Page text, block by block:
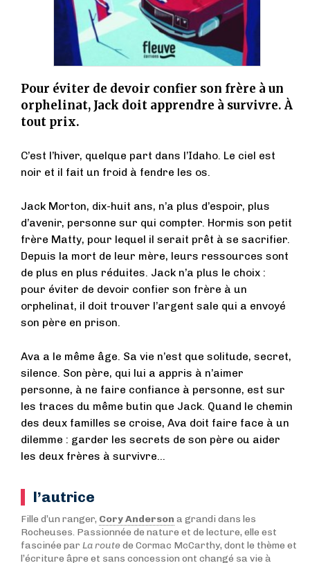
Pour éviter de devoir confier son frère à un
orphelinat, Jack doit apprendre à survivre. À
tout prix.
C’est l’hiver, quelque part dans l’Idaho. Le ciel est
noir et il fait un froid à fendre les os.
Jack Morton, dix-huit ans, n’a plus d’espoir, plus
d’avenir, personne sur qui compter. Hormis son petit
frère Matty, pour lequel il serait prêt à se sacrifier.
Depuis la mort de leur mère, leurs ressources sont
de plus en plus réduites. Jack n’a plus le choix :
pour éviter de devoir confier son frère à un
orphelinat, il doit trouver l’argent sale qui a envoyé
son père en prison.
Ava a le même âge. Sa vie n’est que solitude, secret,
silence. Son père, qui lui a appris à n’aimer
personne, à ne faire confiance à personne, est sur
les traces du même butin que Jack. Quand le chemin
des deux familles se croise, Ava doit faire face à un
dilemme : garder les secrets de son père ou aider
les deux frères à survivre…
l’autrice
Fille d’un ranger, Cory Anderson a grandi dans les
Rocheuses. Passionnée de nature et de lecture, elle est
fascinée par La routede Cormac McCarthy, dont le thème et
l’écriture âpre et sans concession ont changé sa vie à